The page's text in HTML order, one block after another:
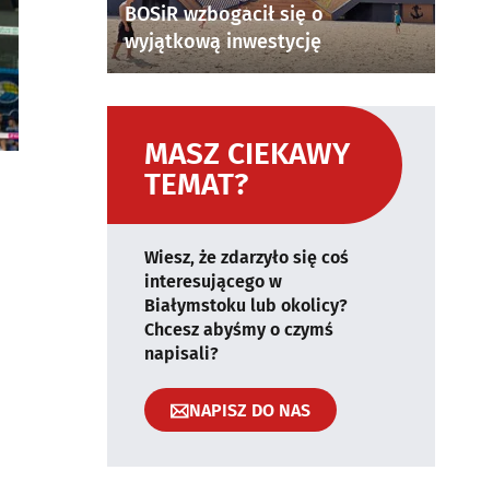
BOSiR wzbogacił się o
wyjątkową inwestycję
MASZ CIEKAWY
TEMAT?
Wiesz, że zdarzyło się coś
interesującego w
Białymstoku lub okolicy?
Chcesz abyśmy o czymś
napisali?
NAPISZ DO NAS